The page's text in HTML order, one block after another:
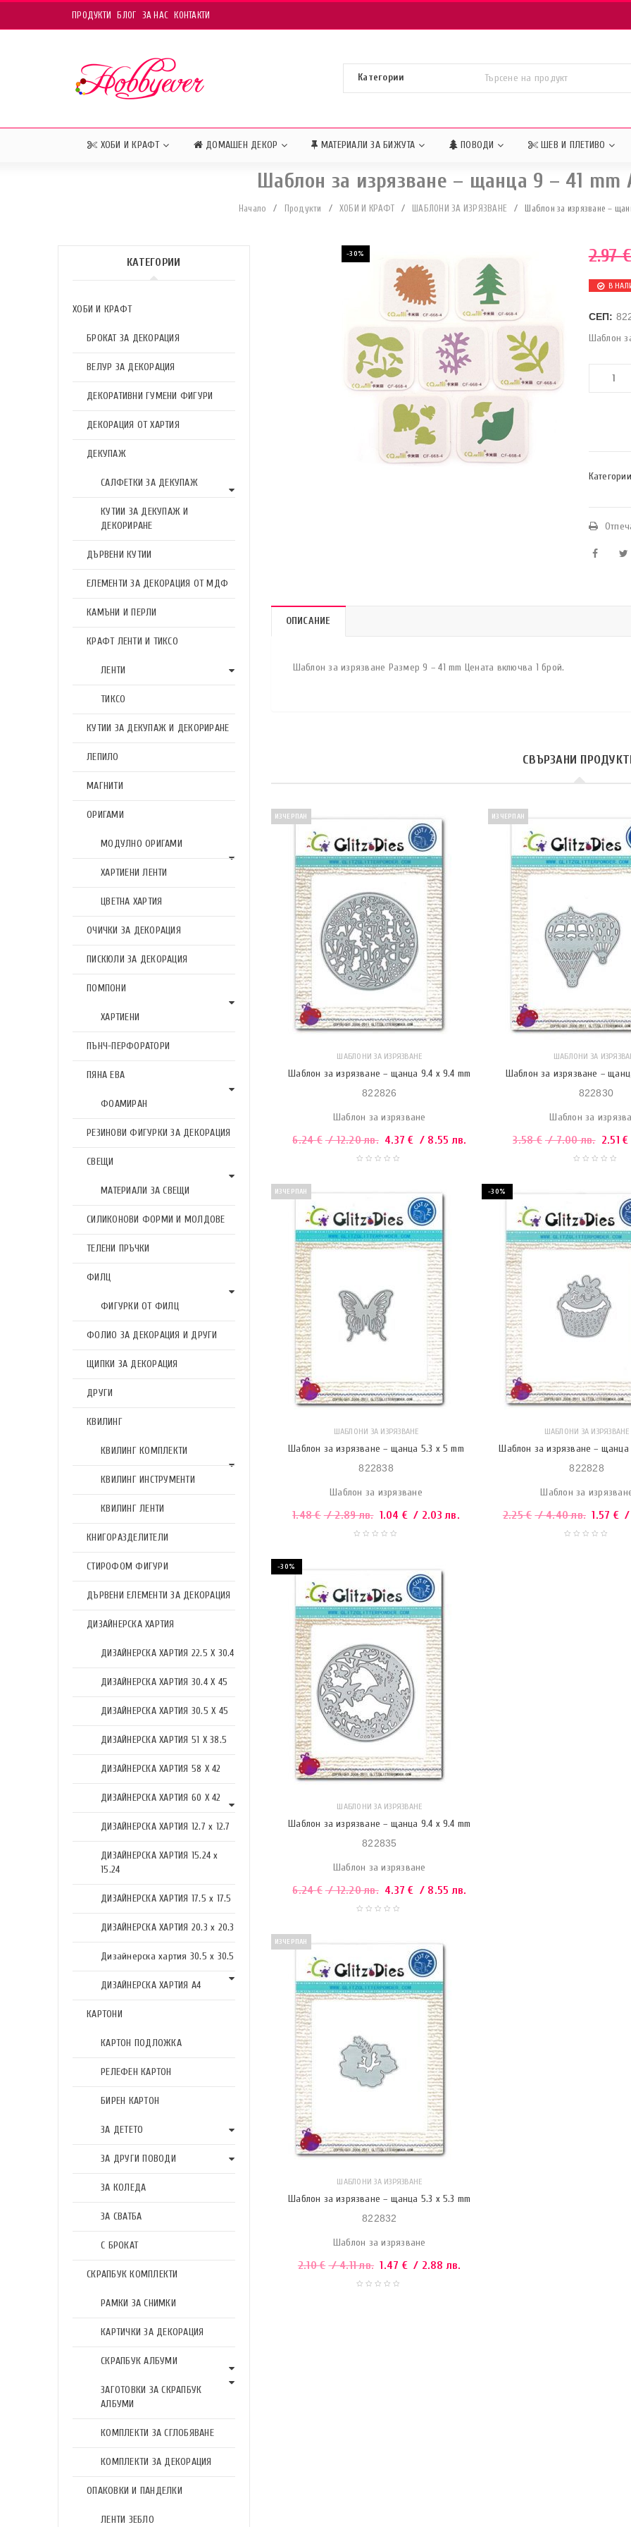
ПРОДУКТИ БЛОГ ЗА НАС КОНТАКТИ
ХОБИ И КРАФТ ДОМАШЕН ДЕКОР МАТЕРИАЛИ ЗА БИЖУТА ПОВОДИ ШЕВ И ПЛЕТИВО
Шаблон за изрязване – щанца 9 – 41 mm
Начало / Продукти / ХОБИ И КРАФТ / ШАБЛОНИ ЗА ИЗРЯЗВАНЕ / Шаблон за изрязване –
КАТЕГОРИИ
ХОБИ И КРАФТ
БРОКАТ ЗА ДЕКОРАЦИЯ
ВЕЛУР ЗА ДЕКОРАЦИЯ
ДЕКОРАТИВНИ ГУМЕНИ ФИГУРИ
ДЕКОРАЦИЯ ОТ ХАРТИЯ
ДЕКУПАЖ
САЛФЕТКИ ЗА ДЕКУПАЖ
КУТИИ ЗА ДЕКУПАЖ И
ДЕКОРИРАНЕ
ДЪРВЕНИ КУТИИ
ЕЛЕМЕНТИ ЗА ДЕКОРАЦИЯ ОТ МДФ
КАМЪНИ И ПЕРЛИ
КРАФТ ЛЕНТИ И ТИКСО
ЛЕНТИ
ТИКСО
КУТИИ ЗА ДЕКУПАЖ И ДЕКОРИРАНЕ
ЛЕПИЛО
МАГНИТИ
ОРИГАМИ
МОДУЛНО ОРИГАМИ
ХАРТИЕНИ ЛЕНТИ
ЦВЕТНА ХАРТИЯ
ОЧИЧКИ ЗА ДЕКОРАЦИЯ
ПИСКЮЛИ ЗА ДЕКОРАЦИЯ
ПОМПОНИ
ХАРТИЕНИ
ПЪНЧ-ПЕРФОРАТОРИ
ПЯНА ЕВА
ФОАМИРАН
РЕЗИНОВИ ФИГУРКИ ЗА ДЕКОРАЦИЯ
СВЕЩИ
МАТЕРИАЛИ ЗА СВЕЩИ
СИЛИКОНОВИ ФОРМИ И МОЛДОВЕ
ТЕЛЕНИ ПРЪЧКИ
ФИЛЦ
ФИГУРКИ ОТ ФИЛЦ
ФОЛИО ЗА ДЕКОРАЦИЯ И ДРУГИ
ЩИПКИ ЗА ДЕКОРАЦИЯ
ДРУГИ
КВИЛИНГ
КВИЛИНГ КОМПЛЕКТИ
КВИЛИНГ ИНСТРУМЕНТИ
КВИЛИНГ ЛЕНТИ
КНИГОРАЗДЕЛИТЕЛИ
СТИРОФОМ ФИГУРИ
ДЪРВЕНИ ЕЛЕМЕНТИ ЗА ДЕКОРАЦИЯ
ДИЗАЙНЕРСКА ХАРТИЯ
ДИЗАЙНЕРСКА ХАРТИЯ 22.5 X 30.4
ДИЗАЙНЕРСКА ХАРТИЯ 30.4 X 45
ДИЗАЙНЕРСКА ХАРТИЯ 30.5 X 45
ДИЗАЙНЕРСКА ХАРТИЯ 51 X 38.5
ДИЗАЙНЕРСКА ХАРТИЯ 58 X 42
ДИЗАЙНЕРСКА ХАРТИЯ 60 X 42
ДИЗАЙНЕРСКА ХАРТИЯ 12.7 x 12.7
ДИЗАЙНЕРСКА ХАРТИЯ 15.24 x
15.24
ДИЗАЙНЕРСКА ХАРТИЯ 17.5 х 17.5
ДИЗАЙНЕРСКА ХАРТИЯ 20.3 х 20.3
Дизайнерска хартия 30.5 х 30.5
ДИЗАЙНЕРСКА ХАРТИЯ А4
КАРТОНИ
КАРТОН ПОДЛОЖКА
РЕЛЕФЕН КАРТОН
БИРЕН КАРТОН
ЗА ДЕТЕТО
ЗА ДРУГИ ПОВОДИ
ЗА КОЛЕДА
ЗА СВАТБА
С БРОКАТ
СКРАПБУК КОМПЛЕКТИ
РАМКИ ЗА СНИМКИ
КАРТИЧКИ ЗА ДЕКОРАЦИЯ
СКРАПБУК АЛБУМИ
ЗАГОТОВКИ ЗА СКРАПБУК
АЛБУМИ
КОМПЛЕКТИ ЗА СГЛОБЯВАНЕ
КОМПЛЕКТИ ЗА ДЕКОРАЦИЯ
ОПАКОВКИ И ПАНДЕЛКИ
ЛЕНТИ ЗЕБЛО
-30% 2.97
В
СЕП:
Шаблон
ОПИСАНИЕ
Шаблон за изрязване Размер 9 – 41 mm Цената включва 1 брой.
СВЪРЗАНИ
ИЗЧЕРПАН
ШАБЛОНИ ЗА ИЗРЯЗВАНЕ
Шаблон за изрязване – щанца 9.4 x 9.4 mm
822826
Шаблон за изрязване
6.24€ / 12.20 лв. 4.37€ / 8.55 лв.
ИЗЧЕРПАН
ШАБЛОНИ ЗА
Шаблон за изрязване –
822830
Шаблон за
3.58€ / 7.00 лв. 2.51€
ИЗЧЕРПАН
ШАБЛОНИ ЗА ИЗРЯЗВАНЕ
Шаблон за изрязване – щанца 5.3 x 5 mm
822838
Шаблон за изрязване
1.48€ / 2.89 лв. 1.04 € / 2.03 лв.
-30%
ШАБЛОНИ ЗА ИЗРЯЗВАНЕ
Шаблон за изрязване – щанца
822828
Шаблон за
2.25€ / 4.40 лв. 1.57 € /
-30%
ШАБЛОНИ ЗА ИЗРЯЗВАНЕ
Шаблон за изрязване – щанца 9.4 x 9.4 mm
822835
Шаблон за изрязване
6.24€ / 12.20 лв. 4.37€ / 8.55 лв.
ИЗЧЕРПАН
ШАБЛОНИ ЗА ИЗРЯЗВАНЕ
Шаблон за изрязване – щанца 5.3 x 5.3 mm
822832
Шаблон за изрязване
2.10€ / 4.11 лв. 1.47 € / 2.88 лв.